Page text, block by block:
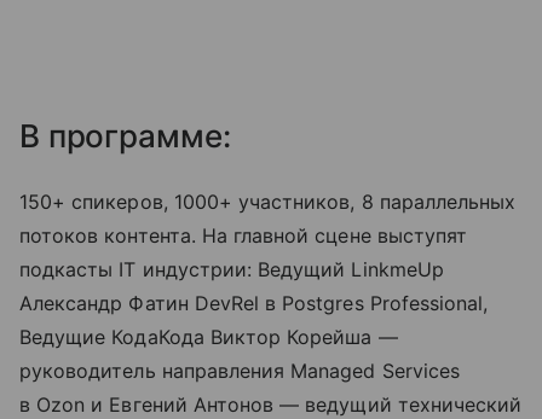
В программе:
150+ спикеров, 1000+ участников, 8 параллельных
потоков контента. На главной сцене выступят
подкасты IT индустрии: Ведущий LinkmeUp
Александр Фатин DevRel в Postgres Professional,
Ведущие КодаКода Виктор Корейша —
руководитель направления Managed Services
в Ozon и Евгений Антонов — ведущий технический